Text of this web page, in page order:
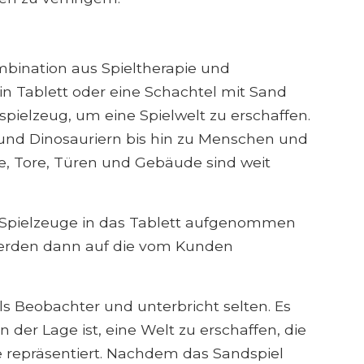
aus Spieltherapie und
Tablett oder eine Schachtel mit Sand
um eine Spielwelt zu erschaffen.
Dinosauriern bis hin zu Menschen und
Tore, Türen und Gebäude sind weit
in das Tablett aufgenommen
dann auf die vom Kunden
Beobachter und unterbricht selten. Es
der Lage ist, eine Welt zu erschaffen, die
Nachdem das Sandspiel